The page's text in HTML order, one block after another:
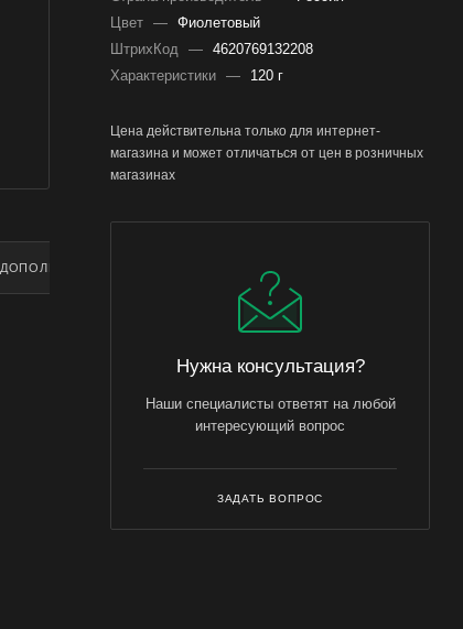
ДОПОЛНИТЕЛЬНО
Цвет — Фиолетовый
ШтрихКод — 4620769132208
Характеристики — 120 г
Цена действительна только для интернет-
магазина и может отличаться от цен в розничных
магазинах
Нужна консультация?
Наши специалисты ответят на любой
интересующий вопрос
ЗАДАТЬ ВОПРОС